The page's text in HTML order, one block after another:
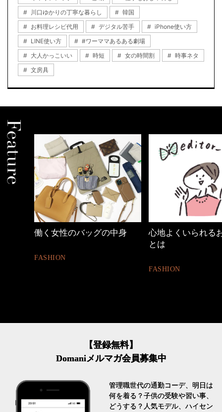
川口ゆかりの丁寧な暮らし
韓国
お料理レシピ代用
デジタル苦手
iPhone使い方
LINE使い方
#ワーママあるある劇場
大人かっこいい
時短 女の時間割
時事ネタ
文房具
心地よくいられるおしゃれ
優木まおみさん「
割。」
LIFESTYLE
【登録無料】
Domaniメルマガ会員募集中
管理職世代の通勤コーデ、明日は
何を着る？子供の受験や習い事、
どうする？人気モデル、ハイセン